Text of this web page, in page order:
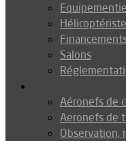
Salons
Aéronefs de
Aeronefs de
Observation,